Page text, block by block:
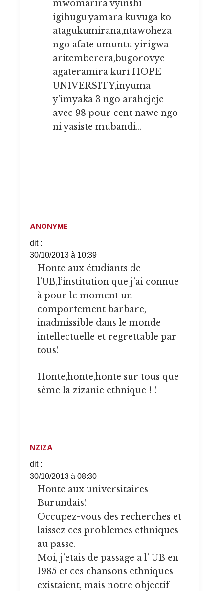
mwomarira vyinshi
igihugu.yamara kuvuga ko
atagukumirana,ntawoheza
ngo afate umuntu yirigwa
aritemberera,bugorovye
agateramira kuri HOPE
UNIVERSITY,inyuma
y’imyaka 3 ngo arahejeje
avec 98 pour cent nawe ngo
ni yasiste mubandi…
ANONYME
dit :
30/10/2013 à 10:39
Honte aux étudiants de
l’UB,l’institution que j’ai connue
à pour le moment un
comportement barbare,
inadmissible dans le monde
intellectuelle et regrettable par
tous!
Honte,honte,honte sur tous que
sème la zizanie ethnique !!!
NZIZA
dit :
30/10/2013 à 08:30
Honte aux universitaires
Burundais!
Occupez-vous des recherches et
laissez ces problemes ethniques
au passe.
Moi, j’etais de passage a l’ UB en
1985 et ces chansons ethniques
existaient, mais notre objectif